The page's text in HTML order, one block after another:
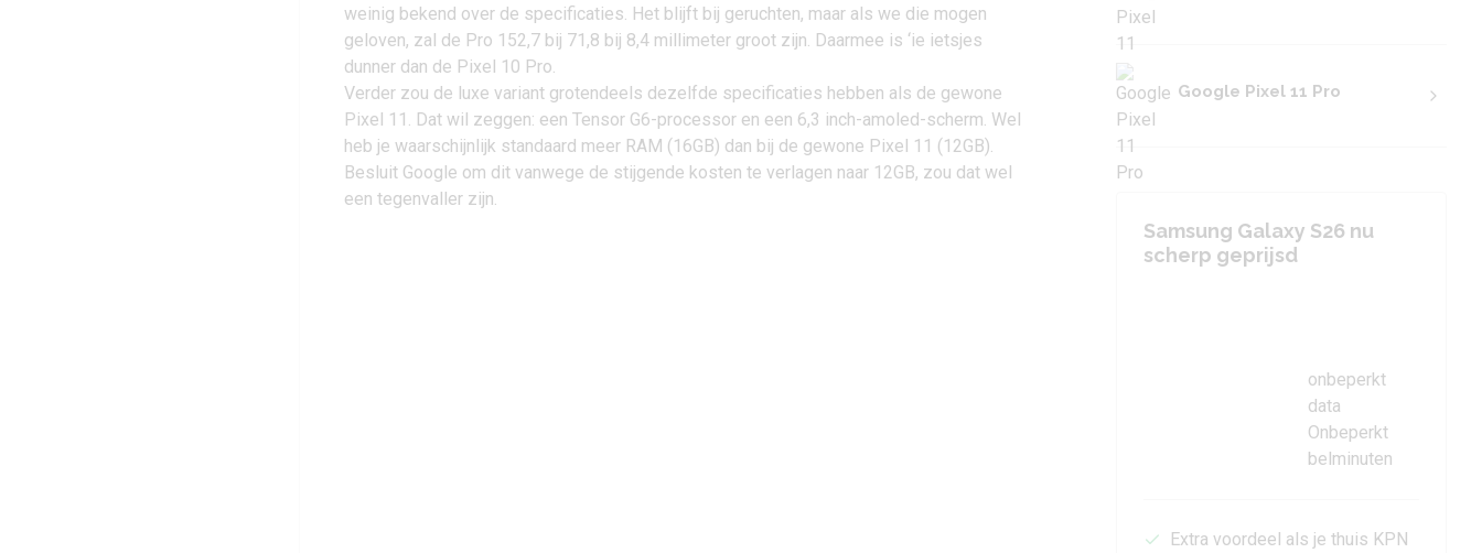
weinig bekend over de specificaties. Het blijft bij geruchten, maar als we die mogen
geloven, zal de Pro 152,7 bij 71,8 bij 8,4 millimeter groot zijn. Daarmee is ‘ie ietsjes
dunner dan de Pixel 10 Pro.
Verder zou de luxe variant grotendeels dezelfde specificaties hebben als de gewone
Pixel 11. Dat wil zeggen: een Tensor G6-processor en een 6,3 inch-amoled-scherm. Wel
heb je waarschijnlijk standaard meer RAM (16GB) dan bij de gewone Pixel 11 (12GB).
Besluit Google om dit vanwege de stijgende kosten te verlagen naar 12GB, zou dat wel
een tegenvaller zijn.
Google Pixel 11 Pro
Samsung Galaxy S26 nu
scherp geprijsd
onbeperkt
data
Onbeperkt
belminuten
Extra voordeel als je thuis KPN